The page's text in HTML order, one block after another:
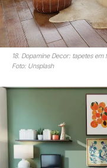
18. Dopamine Decor: tapetes
Foto: Unsplash